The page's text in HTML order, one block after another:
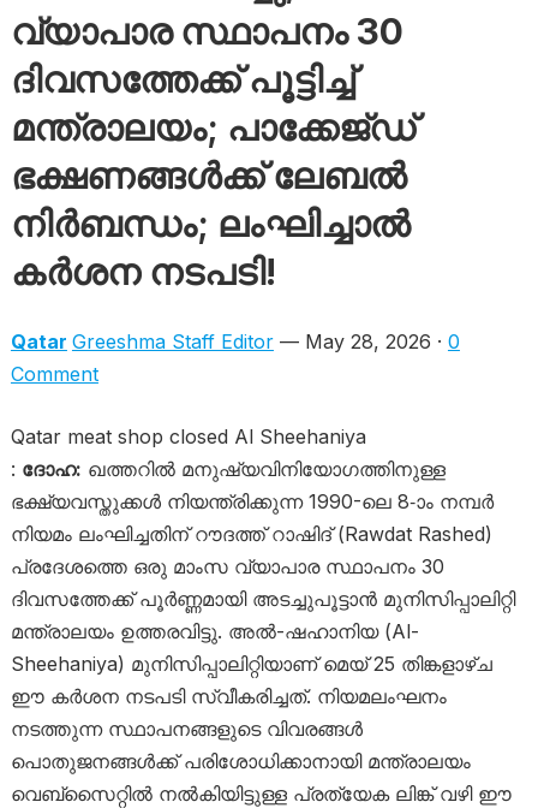
വ്യാപാര സ്ഥാപനം 30
ദിവസത്തേക്ക് പൂട്ടിച്ച്
മന്ത്രാലയം; പാക്കേജ്ഡ്
ഭക്ഷണങ്ങൾക്ക് ലേബൽ
നിർബന്ധം; ലംഘിച്ചാൽ
കർശന നടപടി!
Qatar Greeshma Staff Editor— May 28, 2026 · 0
Comment
Qatar meat shop closed Al Sheehaniya
: ദോഹ: ഖത്തറിൽ മനുഷ്യവിനിയോഗത്തിനുള്ള
ഭക്ഷ്യവസ്തുക്കൾ നിയന്ത്രിക്കുന്ന 1990-ലെ 8-ാം നമ്പർ
നിയമം ലംഘിച്ചതിന് റൗദത്ത് റാഷിദ് (Rawdat Rashed)
പ്രദേശത്തെ ഒരു മാംസ വ്യാപാര സ്ഥാപനം 30
ദിവസത്തേക്ക് പൂർണ്ണമായി അടച്ചുപൂട്ടാൻ മുനിസിപ്പാലിറ്റി
മന്ത്രാലയം ഉത്തരവിട്ടു. അൽ-ഷഹാനിയ (Al-
Sheehaniya) മുനിസിപ്പാലിറ്റിയാണ് മെയ് 25 തിങ്കളാഴ്ച
ഈ കർശന നടപടി സ്വീകരിച്ചത്. നിയമലംഘനം
നടത്തുന്ന സ്ഥാപനങ്ങളുടെ വിവരങ്ങൾ
പൊതുജനങ്ങൾക്ക് പരിശോധിക്കാനായി മന്ത്രാലയം
വെബ്‌സൈറ്റിൽ നൽകിയിട്ടുള്ള പ്രത്യേക ലിങ്ക് വഴി ഈ